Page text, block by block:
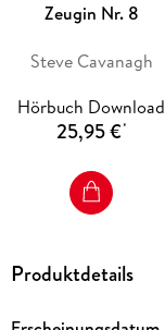
Zeugin Nr. 8
Steve Cavanagh
Hörbuch Download
25,95 €*
Produktdetails